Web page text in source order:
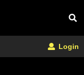
Login